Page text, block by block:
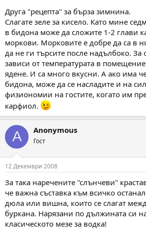
Друга "рецепта" за бърза зимнина.
Слагате зеле за кисело. Като мине
в бидона може да сложите 1-2 глави
моркови. Морковите е добре да са в
да не ги търсите после надълбоко.
зависи от температурата в
ядене. И са много вкусни. А ако има
бидона, може да се насладите и на
физиономии на гостите, когато им
карфиол.
A Anonymous
Гост
12 Декември 2008
За така наречените "слънчеви"
че важна съставка към всичко
дюла или вишна, които се слагат
буркана. Нарязани по дължината си
класическото мезе за водка!